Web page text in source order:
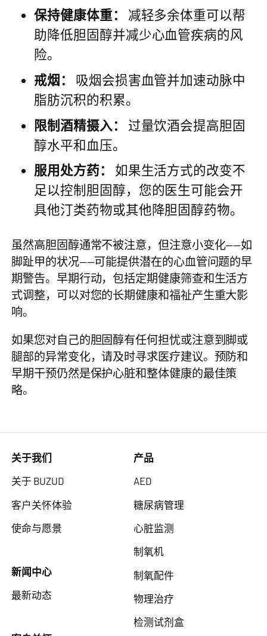
保持健康体重：
减轻多余体重可以帮
助降低胆固醇并减少心血管疾病的风
险。
戒烟：
吸烟会损害血管并加速动脉中
脂肪沉积的积累。
限制酒精摄入：
过量饮酒会提高胆固
醇水平和血压。
服用处方药：
如果生活方式的改变不
足以控制胆固醇，您的医生可能会开
具他汀类药物或其他降胆固醇药物。
虽然高胆固醇通常不被注意，但注意小变化——如
脚趾甲的状况——可能提供潜在的心血管问题的早
期警告。早期行动，包括定期健康筛查和生活方
式调整，可以对您的长期健康和福祉产生重大影
响。
如果您对自己的胆固醇有任何担忧或注意到脚或
腿部的异常变化，请及时寻求医疗建议。预防和
早期干预仍然是保护心脏和整体健康的最佳策
略。
关于我们
关于 BUZUD
客户关怀体验
使命与愿景
新闻中心
最新动态
产品
AED
糖尿病管理
心脏监测
制氧机
制氧配件
物理治疗
检测试剂盒